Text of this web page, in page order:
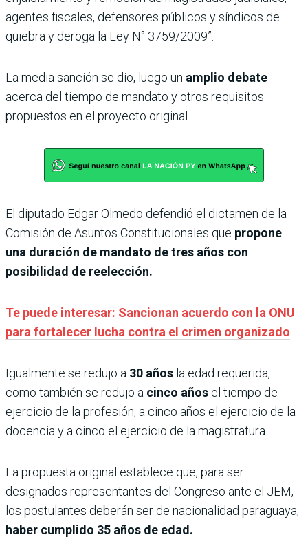
agentes fiscales, defensores públicos y síndicos de
quiebra y deroga la Ley N° 3759/2009”.
La media sanción se dio, luego un amplio debate
acerca del tiempo de mandato y otros requisitos
propuestos en el proyecto original.
El diputado Edgar Olmedo defendió el dictamen de la
Comisión de Asuntos Constitucionales que propone
una duración de mandato de tres años con
posibilidad de reelección.
Te puede interesar: Sancionan acuerdo con la ONU
para fortalecer lucha contra el crimen organizado
Igualmente se redujo a 30 años la edad requerida,
como también se redujo a cinco años el tiempo de
ejercicio de la profesión, a cinco años el ejercicio de la
docencia y a cinco el ejercicio de la magistratura.
La propuesta original establece que, para ser
designados representantes del Congreso ante el JEM,
los postulantes deberán ser de nacionalidad paraguaya,
haber cumplido 35 años de edad.